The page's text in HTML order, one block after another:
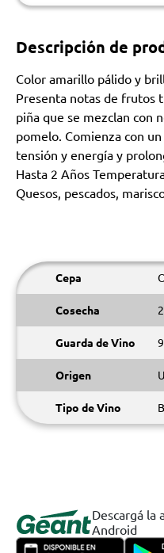
Descripción de
Color amarillo pálido y
Presenta notas de frutos
piña que se mezclan con
pomelo. Comienza con
tensión y energía y
Hasta 2 Años
Quesos, pescados,
Cepa
Cosecha
Guarda de Vino
Origen
Tipo de Vino
Descargá la
Android